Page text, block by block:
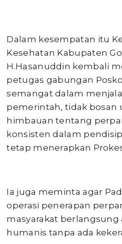
Dalam kesempatan itu
Kesehatan Kabupaten
H.Hasanuddin kembali
petugas gabungan
semangat dalam
pemerintah, tidak bosan
himbauan tentang
konsisten dalam
tetap menerapkan
Ia juga meminta agar
operasi penerapan
masyarakat
humanis tanpa ada